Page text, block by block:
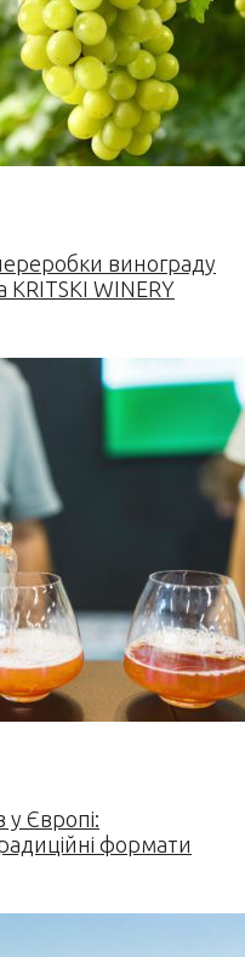
винограду
WINERY
у Європі:
формати